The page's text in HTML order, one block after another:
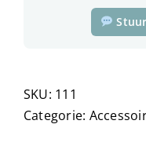
SKU: 111
Categorie: